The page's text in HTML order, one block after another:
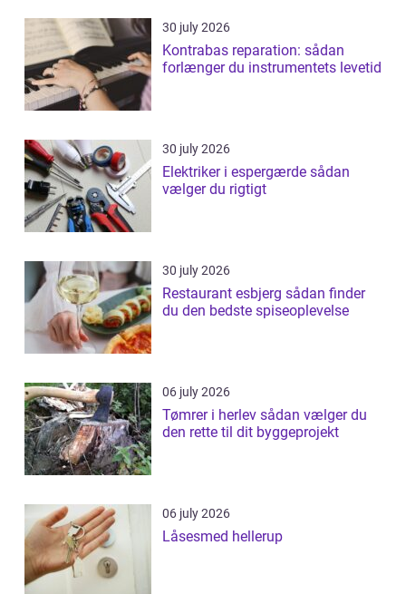
30 july 2026
Kontrabas reparation: sådan
forlænger du instrumentets levetid
30 july 2026
Elektriker i espergærde sådan
vælger du rigtigt
30 july 2026
Restaurant esbjerg sådan finder
du den bedste spiseoplevelse
06 july 2026
Tømrer i herlev sådan vælger du
den rette til dit byggeprojekt
06 july 2026
Låsesmed hellerup